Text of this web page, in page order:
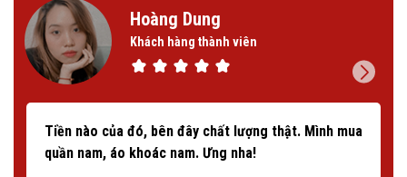
Hoàng Dung
Khách hàng thành viên
Tiền nào của đó, bên đây chất lượng thật. Mình mua
quần nam, áo khoác nam. Ưng nha!